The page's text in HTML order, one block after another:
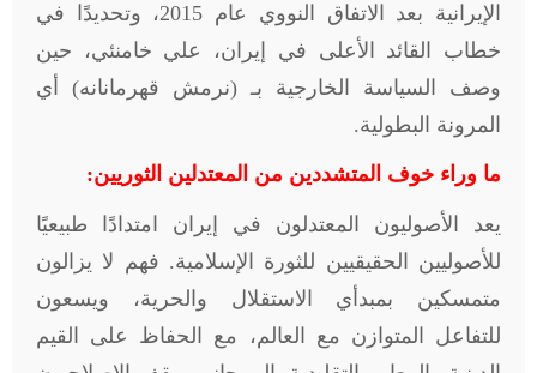
الإيرانية بعد الاتفاق النووي عام 2015، وتحديدًا في
خطاب القائد الأعلى في إيران، علي خامنئي، حين
وصف السياسة الخارجية بـ (نرمش قهرمانانه) أي
المرونة البطولية.
ما وراء خوف المتشددين من المعتدلين الثوريين:
يعد الأصوليون المعتدلون في إيران امتدادًا طبيعيًا
للأصوليين الحقيقيين للثورة الإسلامية. فهم لا يزالون
متمسكين بمبدأي الاستقلال والحرية، ويسعون
للتفاعل المتوازن مع العالم، مع الحفاظ على القيم